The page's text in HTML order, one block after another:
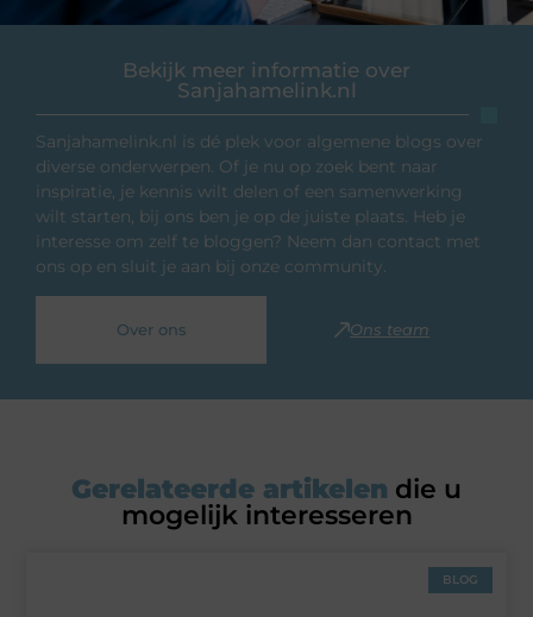
Bekijk meer informatie over
Sanjahamelink.nl
Sanjahamelink.nl is dé plek voor algemene blogs over
diverse onderwerpen. Of je nu op zoek bent naar
inspiratie, je kennis wilt delen of een samenwerking
wilt starten, bij ons ben je op de juiste plaats. Heb je
interesse om zelf te bloggen? Neem dan contact met
ons op en sluit je aan bij onze community.
Over ons Ons team
Gerelateerde artikelen die u
mogelijk interesseren
BLOG